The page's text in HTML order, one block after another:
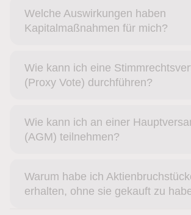
Welche Auswirkungen haben
Kapitalmaßnahmen für mich?
Wie kann ich eine
(Proxy Vote) durchführen?
Wie kann ich an einer
(AGM) teilnehmen?
Warum habe ich
erhalten, ohne sie gekauft zu